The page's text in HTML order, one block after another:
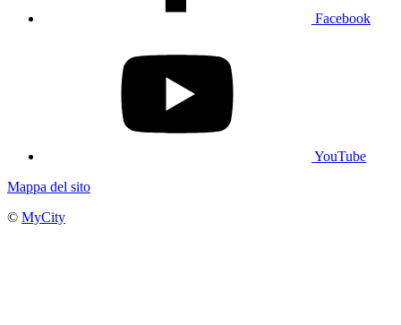
Facebook
YouTube
Mappa del sito
© MyCity